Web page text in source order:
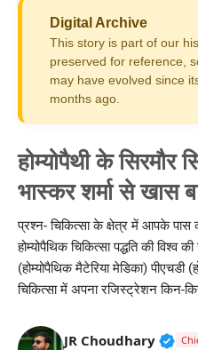
राजस्थान
खेल
शिक्षा
लाइफस्टाइल
मनोरंजन
तकनीक
Digital Archive
This story is part of our
preserved for reference,
may have evolved since
months ago.
होम्योपैथी के सिरमौर
भास्कर शर्मा से खास
प्रश्न- चिकित्सा के क्षेत्र में आपके पास
होम्योपैथिक चिकित्सा पद्धति की विश्व
(होम्योपैथिक मैटेरिया मेडिका) पीएचडी
चिकित्सा में अपना रजिस्ट्रेशन किन-
JR Choudhary